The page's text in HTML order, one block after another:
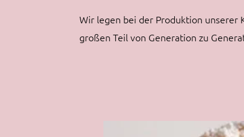
Wir legen bei der Produktion unserer
großen Teil von Generation zu